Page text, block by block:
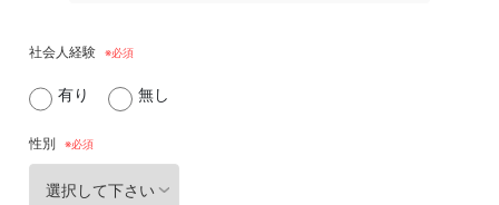
社会人経験
有り 無し
性別